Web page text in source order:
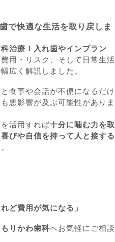
で快適な生活を取り戻しま
治療！入れ歯やインプラン
用・リスク、そして日常生活
広く解説しました。
食事や会話が不便になるだけ
悪影響が及ぶ可能性がありま
活用すれば十分に噛む力を取
びや自信を持って人と接する
ど費用が気になる」
もりかわ歯科へお気軽にご相談